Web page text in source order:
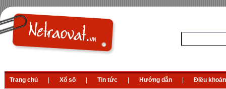
Trang chủ Xổ số Tin tức Hướng dẫn Điều khoản